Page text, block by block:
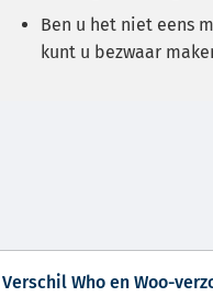
Ben u het niet eens
kunt u bezwaar
Verschil Who en Woo-